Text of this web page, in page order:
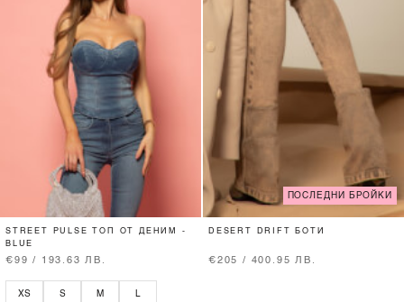
STREET PULSE ТОП ОТ ДЕНИМ -
BLUE
€99 / 193.63 ЛВ.
XS S M
ПОСЛЕДНИ БРОЙКИ
DESERT DRIFT БОТИ
€205 / 400.95 ЛВ.